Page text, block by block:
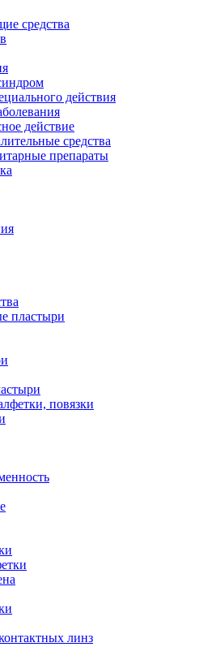
средства
действия
действие
средства
препараты
пластыри
повязки
линз